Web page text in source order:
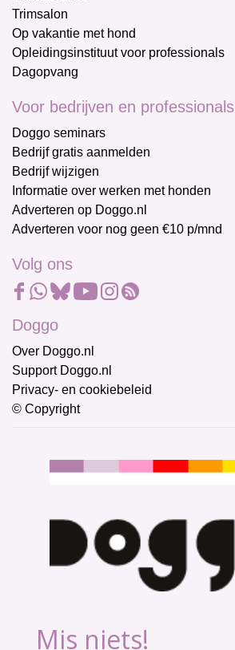
Trimsalon
Op vakantie met hond
Opleidingsinstituut voor professionals
Dagopvang
Voor bedrijven en professionals
Doggo seminars
Bedrijf gratis aanmelden
Bedrijf wijzigen
Informatie over werken met honden
Adverteren op Doggo.nl
Adverteren voor nog geen €10 p/mnd
Volg ons
Doggo
Over Doggo.nl
Support Doggo.nl
Privacy- en cookiebeleid
© Copyright
Mis niets!